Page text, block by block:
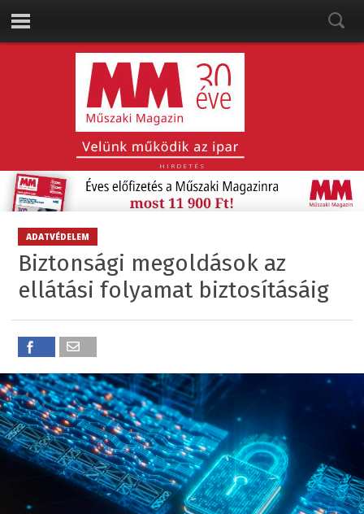
HIRDETÉS
ADATVÉDELEM
Biztonsági megoldások az
ellátási folyamat biztosításáig